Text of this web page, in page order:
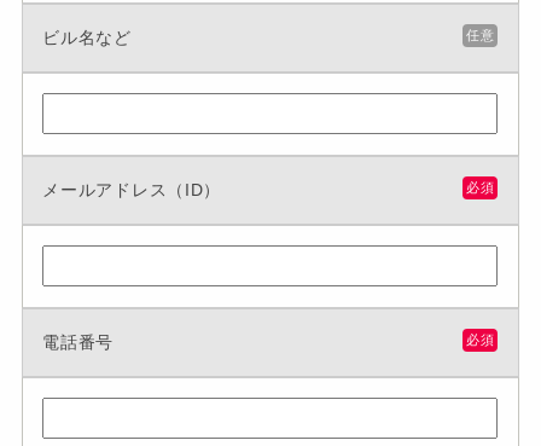
ビル名など 任意
メールアドレス（ID） 必須
電話番号 必須